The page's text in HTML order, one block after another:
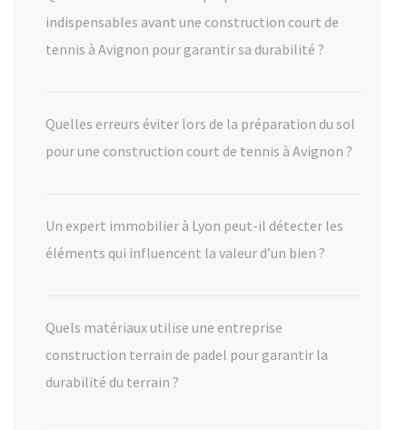
indispensables avant une construction court de
tennis à Avignon pour garantir sa durabilité ?
Quelles erreurs éviter lors de la préparation du sol
pour une construction court de tennis à Avignon ?
Un expert immobilier à Lyon peut-il détecter les
éléments qui influencent la valeur d’un bien ?
Quels matériaux utilise une entreprise
construction terrain de padel pour garantir la
durabilité du terrain ?